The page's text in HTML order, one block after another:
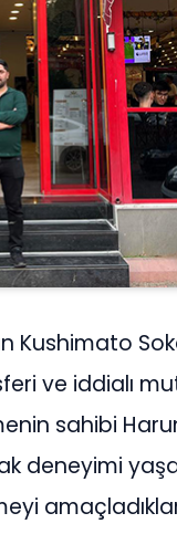
Kushimato
ve iddialı
sahibi
deneyimi